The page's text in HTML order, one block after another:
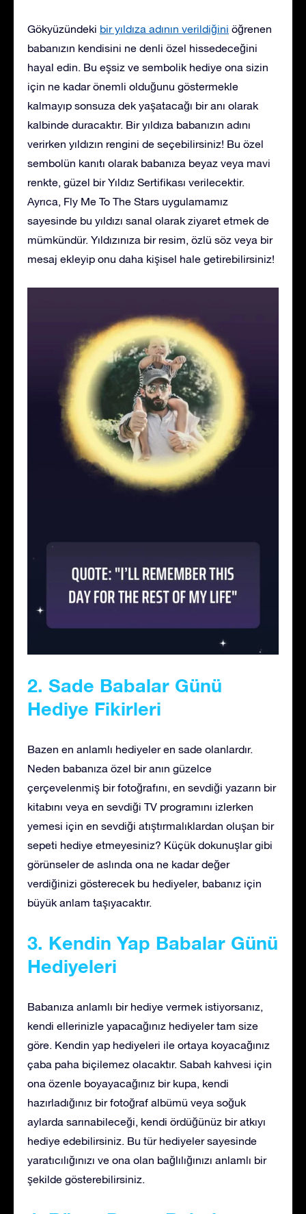
Gökyüzündeki bir yıldıza adının verildiğini öğrenen
babanızın kendisini ne denli özel hissedeceğini
hayal edin. Bu eşsiz ve sembolik hediye ona sizin
için ne kadar önemli olduğunu göstermekle
kalmayıp sonsuza dek yaşatacağı bir anı olarak
kalbinde duracaktır. Bir yıldıza babanızın adını
verirken yıldızın rengini de seçebilirsiniz! Bu özel
sembolün kanıtı olarak babanıza beyaz veya mavi
renkte, güzel bir Yıldız Sertifikası verilecektir.
Ayrıca, Fly Me To The Stars uygulamamız
sayesinde bu yıldızı sanal olarak ziyaret etmek de
mümkündür. Yıldızınıza bir resim, özlü söz veya bir
mesaj ekleyip onu daha kişisel hale getirebilirsiniz!
2. Sade Babalar Günü
Hediye Fikirleri
Bazen en anlamlı hediyeler en sade olanlardır.
Neden babanıza özel bir anın güzelce
çerçevelenmiş bir fotoğrafını, en sevdiği yazarın bir
kitabını veya en sevdiği TV programını izlerken
yemesi için en sevdiği atıştırmalıklardan oluşan bir
sepeti hediye etmeyesiniz? Küçük dokunuşlar gibi
görünseler de aslında ona ne kadar değer
verdiğinizi gösterecek bu hediyeler, babanız için
büyük anlam taşıyacaktır.
3. Kendin Yap Babalar Günü
Hediyeleri
Babanıza anlamlı bir hediye vermek istiyorsanız,
kendi ellerinizle yapacağınız hediyeler tam size
göre. Kendin yap hediyeleri ile ortaya koyacağınız
çaba paha biçilemez olacaktır. Sabah kahvesi için
ona özenle boyayacağınız bir kupa, kendi
hazırladığınız bir fotoğraf albümü veya soğuk
aylarda sarınabileceği, kendi ördüğünüz bir atkıyı
hediye edebilirsiniz. Bu tür hediyeler sayesinde
yaratıcılığınızı ve ona olan bağlılığınızı anlamlı bir
şekilde gösterebilirsiniz.